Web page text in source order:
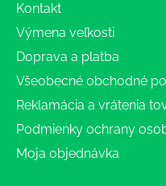
Kontakt
Výmena veľkosti
Doprava a platba
Všeobecné obchodné
Reklamácia a vrátenia
Podmienky ochrany
Moja objednávka